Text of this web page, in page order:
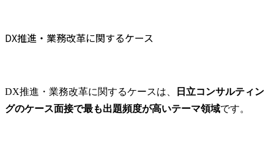
DX推進・業務改革に関するケース
DX推進・業務改革に関するケースは、
日立コンサルティン
グのケース面接で最も出題頻度が高いテーマ領域です。